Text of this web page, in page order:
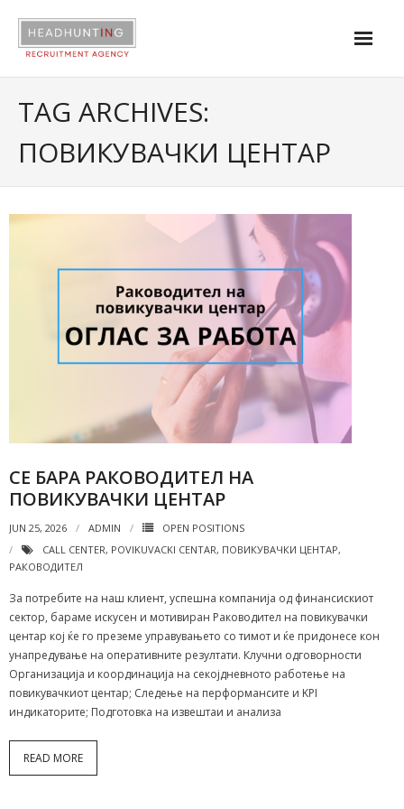
TAG ARCHIVES:
ПОВИКУВАЧКИ ЦЕНТАР
СЕ БАРА РАКОВОДИТЕЛ НА
ПОВИКУВАЧКИ ЦЕНТАР
JUN 25, 2026 ADMIN
OPEN POSITIONS
CALL CENTER, POVIKUVACKI CENTAR, ПОВИКУВАЧКИ ЦЕНТАР,
РАКОВОДИТЕЛ
За потребите на наш клиент, успешна компанија од финансискиот
сектор, бараме искусен и мотивиран Раководител на повикувачки
центар кој ќе го преземе управувањето со тимот и ќе придонесе кон
унапредување на оперативните резултати. Клучни одговорности
Организација и координација на секојдневното работење на
повикувачкиот центар; Следење на перформансите и KPI
индикаторите; Подготовка на извештаи и анализа
READ MORE